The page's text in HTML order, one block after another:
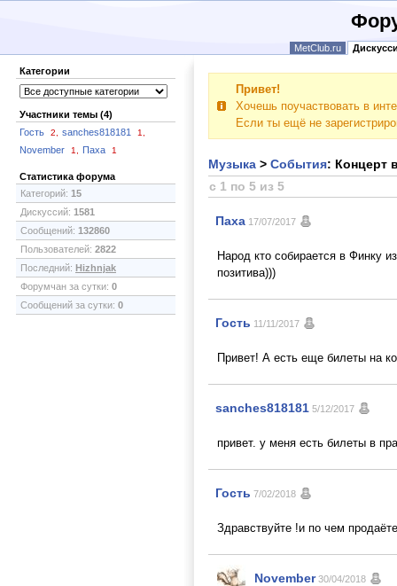
MetClub.ru
Категории
Участники темы (4)
Гость
2, sanches818181 1,
November 1, Паха 1
Статистика форума
Категорий: 15
Дискуссий: 1581
Сообщений: 132860
Пользователей: 2822
Последний: Hizhnjak
Форумчан за сутки: 0
Сообщений за сутки: 0
Привет!
Хочешь поучаствовать в
Если ты ещё не
Музыка > События: Концерт
с 1 по 5 из 5
Паха 17/07/2017
Народ кто собирается в Финку
позитива)))
Гость 11/11/2017
Привет! А есть еще билеты на
sanches818181 5/12/2017
привет. у меня есть билеты в
Гость 7/02/2018
Здравствуйте !и по чем
November 30/04/2018